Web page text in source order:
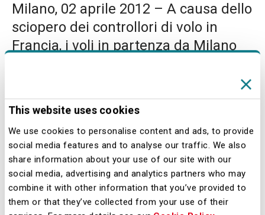
This website uses cookies
We use cookies to personalise content and ads, to provide
social media features and to analyse our traffic. We also
share information about your use of our site with our
social media, advertising and analytics partners who may
combine it with other information that you’ve provided to
them or that they’ve collected from your use of their
Milano, 02 aprile 2012 – A causa dello
sciopero dei controllori di volo in
Francia, i voli in partenza da Milano
francese potranno subire ritardi e/o
cancellazioni.Sea invita pertanto i
passeggeri a contattare la propria
compagnia aerea per ricevere
informazioni sull’operatività del
volo.Le informazioni in tempo reale
sulla situazione operativa degli